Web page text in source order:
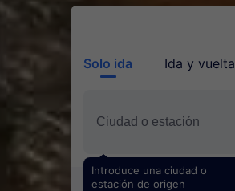
Solo ida Ida y vuelta
Introduce una ciudad o
estación de origen